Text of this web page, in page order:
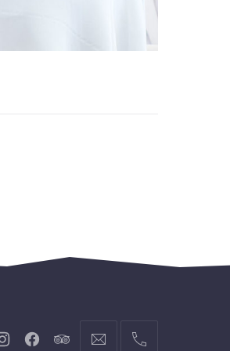
NeuesNeuesNeues info@hofgut-